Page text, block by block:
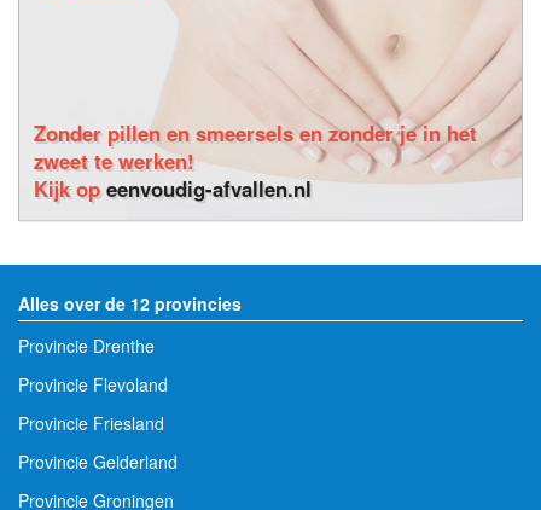
Zonder pillen en smeersels en zonder je in het
zweet te werken!
Kijk opeenvoudig-afvallen.nl
Alles over de 12 provincies
Provincie Drenthe
Provincie Flevoland
Provincie Friesland
Provincie Gelderland
Provincie Groningen